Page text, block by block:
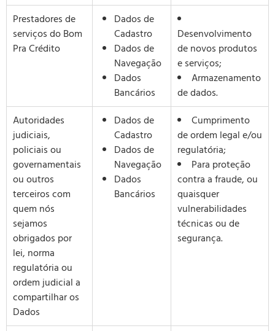
Prestadores de
serviços do Bom
Pra Crédito
Dados de
Cadastro
Dados de
Navegação
Dados
Bancários
Desenvolvimento
de novos produtos
e serviços;
Armazenamento
de dados.
Autoridades
judiciais,
policiais ou
governamentais
ou outros
terceiros com
quem nós
sejamos
obrigados por
lei, norma
regulatória ou
ordem judicial a
compartilhar os
Dados
Dados de
Cadastro
Dados de
Navegação
Dados
Bancários
Cumprimento
de ordem legal e/ou
regulatória;
Para proteção
contra a fraude, ou
quaisquer
vulnerabilidades
técnicas ou de
segurança.